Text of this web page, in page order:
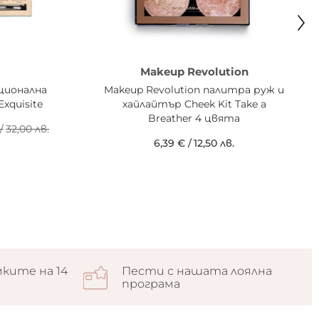
32,00 лв.
Makeup Revolution
Makeup Revolution палитра руж и
хайлайтър Cheek Kit Take a
Breather 4 цвята
6,39 € /12,50 лв.
на 14
Пести с нашата лоялна
програма